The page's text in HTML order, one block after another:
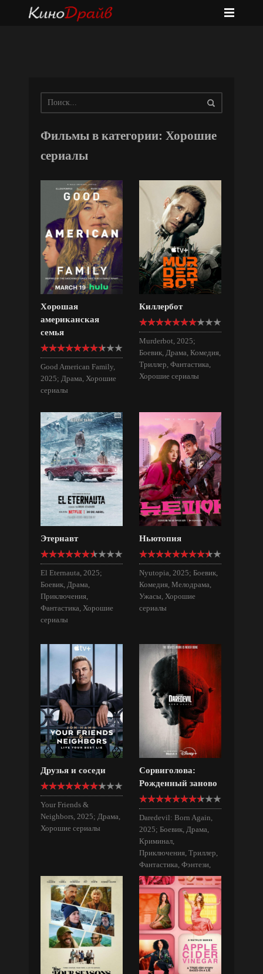
Фильмы в категории: Хорошие
сериалы
Хорошая
американская
семья
Good American Family,
2025; Драма, Хорошие
сериалы
Киллербот
Murderbot, 2025;
Боевик, Драма, Комедия,
Триллер, Фантастика,
Хорошие сериалы
Этернавт
El Eternauta, 2025;
Боевик, Драма,
Приключения,
Фантастика, Хорошие
сериалы
Ньютопия
Nyutopia, 2025; Боевик,
Комедия, Мелодрама,
Ужасы, Хорошие
сериалы
Друзья и соседи
Your Friends &
Neighbors, 2025; Драма,
Хорошие сериалы
Сорвиголова:
Рожденный заново
Daredevil: Born Again,
2025; Боевик, Драма,
Криминал,
Приключения, Триллер,
Фантастика, Фэнтези,
Хорошие сериалы